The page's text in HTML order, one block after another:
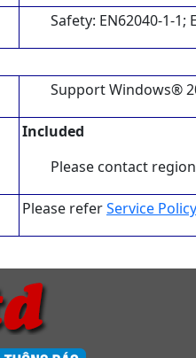
Safety: EN62040-1-1;
Support Windows®
Included
Please contact
Please referService